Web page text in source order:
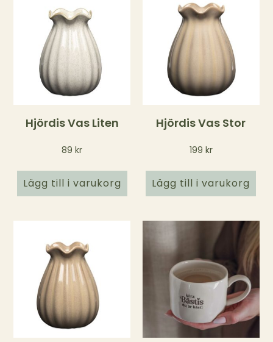
Hjördis Vas Liten
89kr
Lägg till i varukorg
Hjördis Vas Stor
199 kr
Lägg till i varukorg